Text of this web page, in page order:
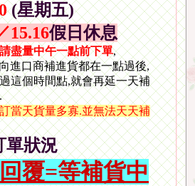
(星期五)
15.16假日休息
盡量中午一點前下單,
進口商補進貨都在一點過後,
這個時間點,就會再延一天補
當天貨量多寡.並無法天天補
單狀況
覆=等補貨中